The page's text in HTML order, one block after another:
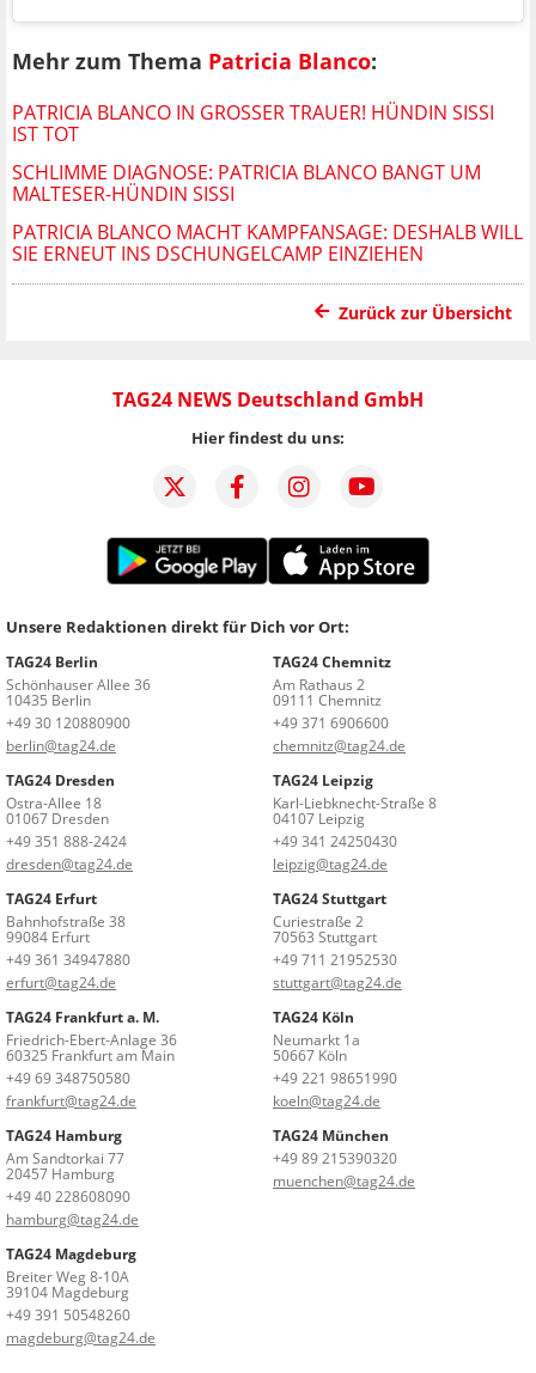
Mehr zum Thema Patricia Blanco:
PATRICIA BLANCO IN GROSSER TRAUER! HÜNDIN SISSI I
ST TOT
SCHLIMME DIAGNOSE: PATRICIA BLANCO BANGT UM
MALTESER-HÜNDIN SISSI
PATRICIA BLANCO MACHT KAMPFANSAGE: DESHALB WILL
SIE ERNEUT INS DSCHUNGELCAMP EINZIEHEN
Zurück zur Übersicht
TAG24 NEWS Deutschland GmbH
Hier findest du uns:
Unsere Redaktionen direkt für Dich vor Ort:
TAG24 Berlin
Schönhauser Allee 36
10435 Berlin
+49 30 120880900
berlin@tag24.de
TAG24 Chemnitz
Am Rathaus 2
09111 Chemnitz
+49 371 6906600
chemnitz@tag24.de
TAG24 Dresden
Ostra-Allee 18
01067 Dresden
+49 351 888-2424
dresden@tag24.de
TAG24 Leipzig
Karl-Liebknecht-Straße 8
04107 Leipzig
+49 341 24250430
leipzig@tag24.de
TAG24 Erfurt
Bahnhofstraße 38
99084 Erfurt
+49 361 34947880
erfurt@tag24.de
TAG24 Stuttgart
Curiestraße 2
70563 Stuttgart
+49 711 21952530
stuttgart@tag24.de
TAG24 Frankfurt a. M.
Friedrich-Ebert-Anlage 36
60325 Frankfurt am Main
+49 69 348750580
frankfurt@tag24.de
TAG24 Köln
Neumarkt 1a
50667 Köln
+49 221 98651990
koeln@tag24.de
TAG24 Hamburg
Am Sandtorkai 77
20457 Hamburg
+49 40 228608090
hamburg@tag24.de
TAG24 München
+49 89 215390320
muenchen@tag24.de
TAG24 Magdeburg
Breiter Weg 8-10A
39104 Magdeburg
+49 391 50548260
magdeburg@tag24.de